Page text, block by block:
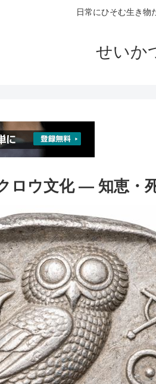
日常にひそむ生き物
せいか
ロウ文化 ― 知恵・